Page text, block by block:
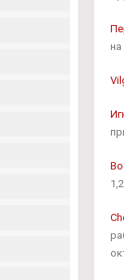
на